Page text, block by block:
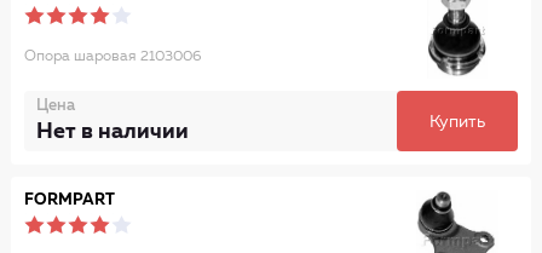
Опора шаровая 2103006
Цена
Нет в наличии Купить
FORMPART